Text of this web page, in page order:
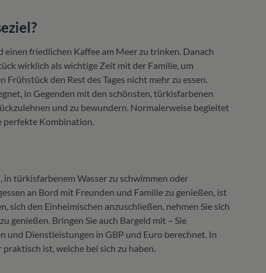
friedlichen Kaffee am Meer zu trinken. Danach
wirklich als wichtige Zeit mit der Familie, um
den Rest des Tages nicht mehr zu essen.
in Gegenden mit den schönsten, türkisfarbenen
und zu bewundern. Normalerweise begleitet
perfekte Kombination.
in türkisfarbenem Wasser zu schwimmen oder
an Bord mit Freunden und Familie zu genießen, ist
sich den Einheimischen anzuschließen, nehmen Sie sich
genießen. Bringen Sie auch Bargeld mit – Sie
und Dienstleistungen in GBP und Euro berechnet. In
ist, welche bei sich zu haben.